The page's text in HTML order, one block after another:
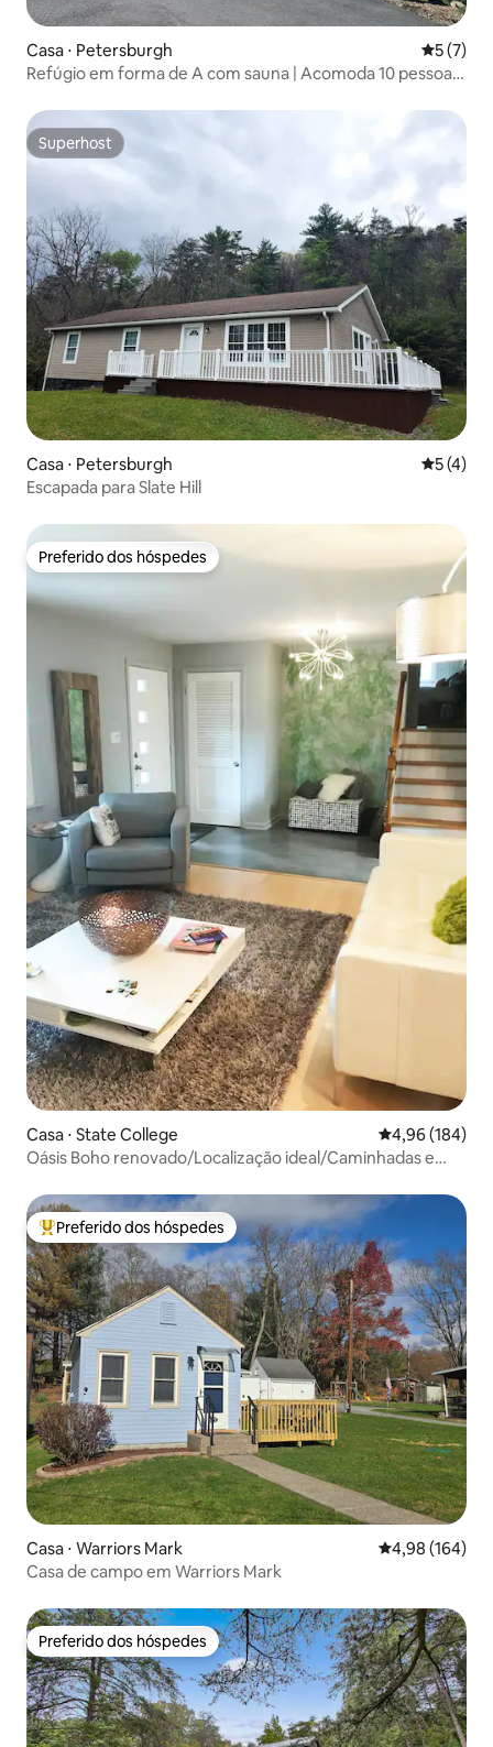
Casa ⋅ Petersburgh 5 de
5 (7)
Refúgio em forma de A com sauna | Acomoda 10 pessoas
Superhost
Superhost
Casa ⋅ Petersburgh 5 de
5 (4)
Escapada para Slate Hill
Preferido dos hóspedes
Preferido dos hóspedes
Casa ⋅ State College 4,96 de uma
4,96 (184)
Oásis Boho renovado/Localização ideal/Caminhadas e
Entre os melhores preferidos dos hóspedes
Preferido dos hóspedes
Casa ⋅ Warriors Mark 4,98 de uma
4,98 (164)
Casa de campo em Warriors Mark
Preferido dos hóspedes
Preferido dos hóspedes